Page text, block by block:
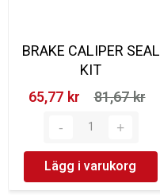
BRAKE CALIPER SEAL
KIT
65,77 kr‎
81,67 kr‎
Lägg i varukorg